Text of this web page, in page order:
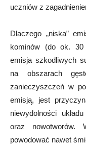
uczniów z
Dlaczego „niska”
kominów (do ok. 30
emisja szkodliwych
na obszarach
zanieczyszczeń w
emisją, jest
niewydolności
oraz nowotworów.
powodować nawet